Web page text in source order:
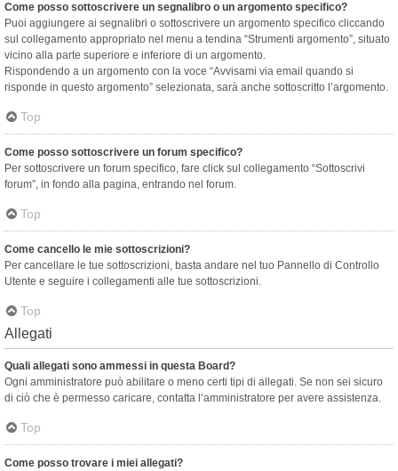
Come posso sottoscrivere un segnalibro o un argomento specifico?
Puoi aggiungere ai segnalibri o sottoscrivere un argomento specifico cliccando
sul collegamento appropriato nel menu a tendina “Strumenti argomento”, situato
vicino alla parte superiore e inferiore di un argomento.
Rispondendo a un argomento con la voce “Avvisami via email quando si
risponde in questo argomento” selezionata, sarà anche sottoscritto l’argomento.
Top
Come posso sottoscrivere un forum specifico?
Per sottoscrivere un forum specifico, fare click sul collegamento “Sottoscrivi
forum”, in fondo alla pagina, entrando nel forum.
Top
Come cancello le mie sottoscrizioni?
Per cancellare le tue sottoscrizioni, basta andare nel tuo Pannello di Controllo
Utente e seguire i collegamenti alle tue sottoscrizioni.
Top
Allegati
Quali allegati sono ammessi in questa Board?
Ogni amministratore può abilitare o meno certi tipi di allegati. Se non sei sicuro
di ciò che è permesso caricare, contatta l’amministratore per avere assistenza.
Top
Come posso trovare i miei allegati?